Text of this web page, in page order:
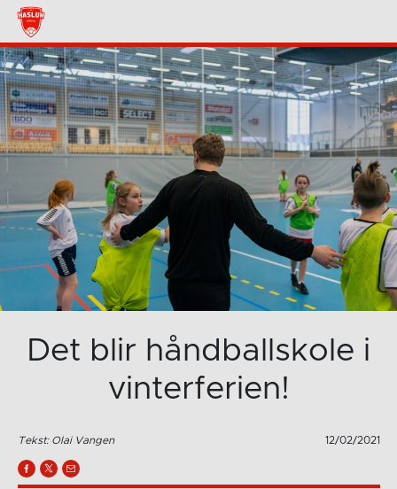
Det blir håndballskole i
vinterferien!
Tekst: Olai Vangen 12/02/2021